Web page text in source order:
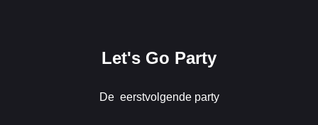
Let's Go Party
De eerstvolgende party